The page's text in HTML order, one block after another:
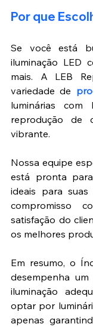
Por que
Se você está
iluminação LED
mais. A LEB
variedade de
luminárias
reprodução de
vibrante.
Nossa equipe
está pronta
ideais para suas
compromisso
satisfação do
os melhores
Em resumo, o
desempenha
iluminação
optar por
apenas